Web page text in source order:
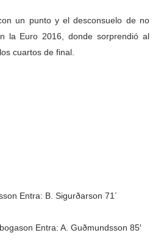
un punto y el desconsuelo de no
la Euro 2016, donde sorprendió al
cuartos de final.
Entra: B. Sigurðarson 71´
Entra: A. Guðmundsson 85′